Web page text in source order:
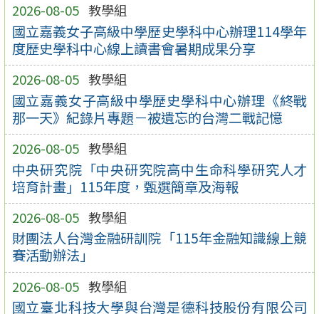
2026-08-05 教學組
國立嘉義女子高級中學歷史學科中心辦理114學年
度歷史學科中心線上讀書會暑期成果分享
2026-08-05 教學組
國立嘉義女子高級中學歷史學科中心辦理《終戰
那一天》紀錄片專題－被遺忘的台灣二戰記憶
2026-08-05 教學組
中央研究院「中央研究院高中生命科學研究人才
培育計畫」115年度，甄選簡章及海報
2026-08-05 教學組
財團法人台灣金融研訓院「115年金融知識線上競
賽活動辦法」
2026-08-05 教學組
國立臺北科技大學與台灣是德科技股份有限公司